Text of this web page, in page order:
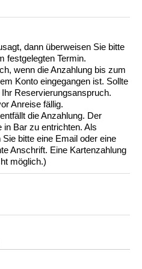
dann überweisen Sie bitte
festgelegten Termin.
wenn die Anzahlung bis zum
Konto eingegangen ist. Sollte
Reservierungsanspruch.
Anreise fällig.
die Anzahlung. Der
in Bar zu entrichten. Als
bitte eine Email oder eine
Anschrift. Eine Kartenzahlung
möglich.)